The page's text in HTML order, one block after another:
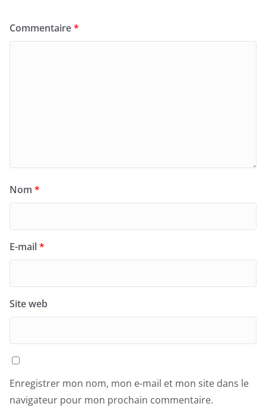
Commentaire*
Nom *
E-mail*
Site web
Enregistrer mon nom, mon e-mail et mon site dans le
navigateur pour mon prochain commentaire.